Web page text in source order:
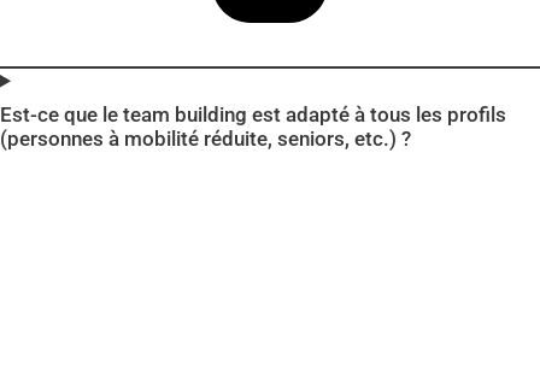
Est-ce que le team building est adapté à tous les profils
(personnes à mobilité réduite, seniors, etc.) ?